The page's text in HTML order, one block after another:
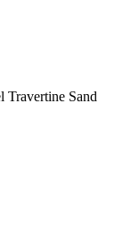
Travertine Sand